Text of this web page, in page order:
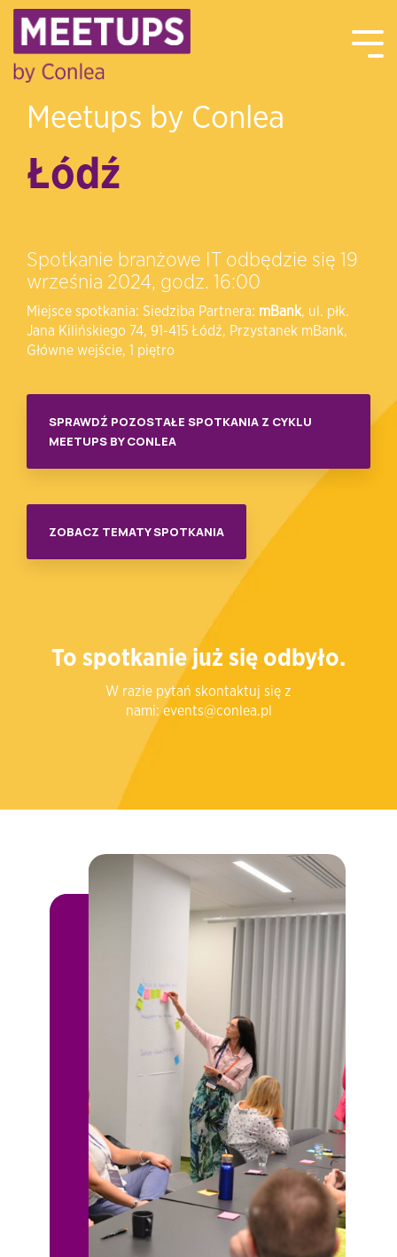
Meetups by Conlea
Łódź
Spotkanie branżowe IT odbędzie się 19
września 2024, godz. 16:00
Miejsce spotkania: Siedziba Partnera: mBank, ul. płk.
Jana Kilińskiego 74, 91-415 Łódź, Przystanek mBank,
Główne wejście, 1 piętro
SPRAWDŹ POZOSTAŁE SPOTKANIA Z CYKLU
MEETUPS BY CONLEA
ZOBACZ TEMATY SPOTKANIA
To spotkanie już się odbyło.
W razie pytań skontaktuj się z
nami:events@conlea.pl